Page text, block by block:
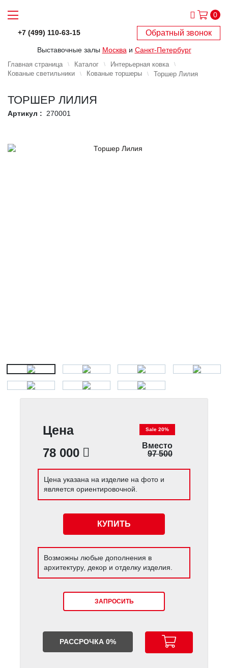
0
+7 (499) 110-63-15 Обратный звонок
Выставочные залы Москва и Санкт-Петербург
Главная страница Каталог
Интерьерная ковка
Кованые светильники
Кованые торшеры Торшер Лилия
ТОРШЕР ЛИЛИЯ
Артикул : 270001
Цена
78 000
Sale 20%
Вместо
97 500
Цена указана на изделие на фото и
является ориентировочной.
КУПИТЬ
Возможны любые дополнения в
архитектуру, декор и отделку изделия.
ЗАПРОСИТЬ
РАССРОЧКА 0%